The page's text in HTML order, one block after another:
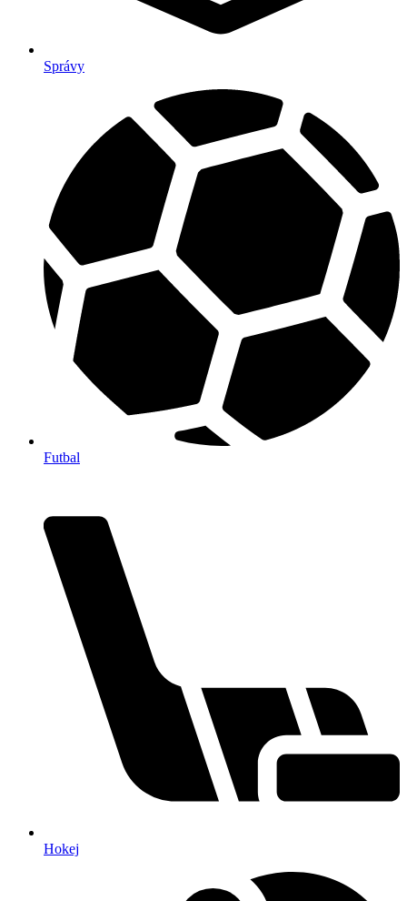
Správy
Futbal
Hokej